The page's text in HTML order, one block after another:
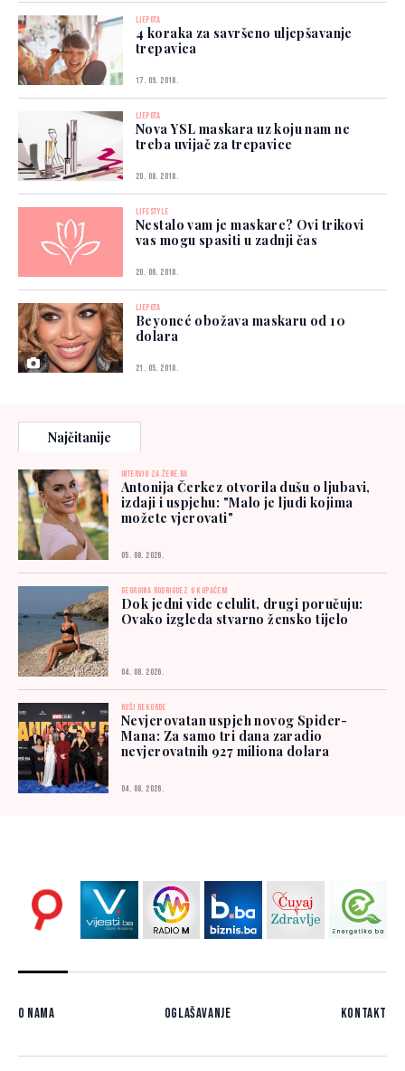
LJEPOTA
4 koraka za savršeno uljepšavanje
trepavica
17. 09. 2018.
LJEPOTA
Nova YSL maskara uz koju nam ne
treba uvijač za trepavice
20. 08. 2018.
LIFESTYLE
Nestalo vam je maskare? Ovi trikovi
vas mogu spasiti u zadnji čas
20. 06. 2018.
LJEPOTA
Beyoncé obožava maskaru od 10
dolara
21. 05. 2018.
Najčitanije
INTERVJU ZA ŽENE.BA
Antonija Čerkez otvorila dušu o ljubavi,
izdaji i uspjehu: "Malo je ljudi kojima
možete vjerovati"
05. 08. 2026.
GEORGINA RODRIGUEZ U KUPAĆEM
Dok jedni vide celulit, drugi poručuju:
Ovako izgleda stvarno žensko tijelo
04. 08. 2026.
RUŠI REKORDE
Nevjerovatan uspjeh novog Spider-
Mana: Za samo tri dana zaradio
nevjerovatnih 927 miliona dolara
04. 08. 2026.
O nama Oglašavanje Kontakt